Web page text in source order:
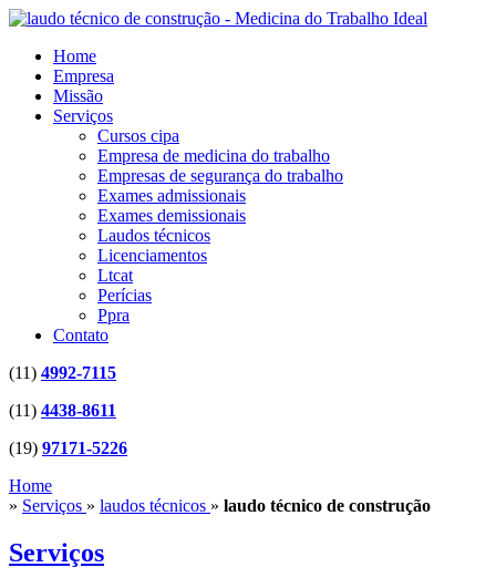
Home
Empresa
Missão
Serviços
Cursos cipa
Empresa de medicina do trabalho
Empresas de segurança do trabalho
Exames admissionais
Exames demissionais
Laudos técnicos
Licenciamentos
Ltcat
Perícias
Ppra
Contato
(11) 4992-7115
(11) 4438-8611
(19) 97171-5226
Home
» Serviços » laudos técnicos » laudo técnico de construção
Serviços